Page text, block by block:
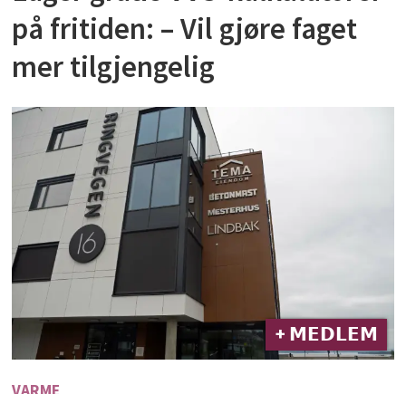
på fritiden: – Vil gjøre faget
mer tilgjengelig
+ 𝗠𝗘𝗗𝗟𝗘𝗠